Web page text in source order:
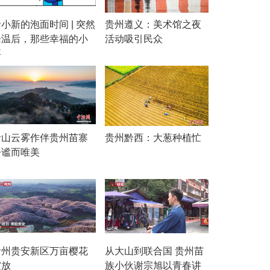
新的泡面时间 | 突然
后，那些幸福的小
贵州遵义：美术馆之夜
活动吸引民众
云雾作伴贵州苗寨
而唯美
贵州黔西：大葱种植忙
贵安新区万亩樱花
从大山到联合国 贵州苗
族小伙谢宗旭以青春讲